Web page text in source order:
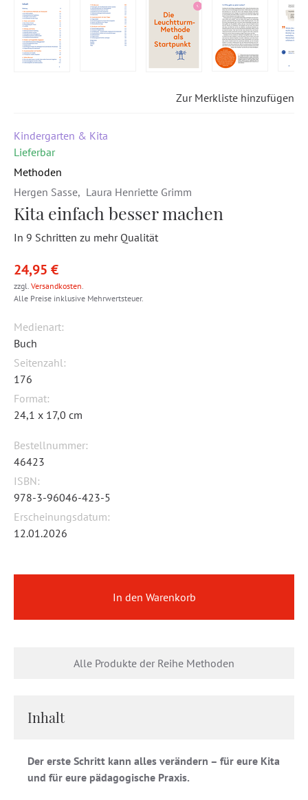
Zur Merkliste hinzufügen
Kindergarten & Kita
Lieferbar
Methoden
Hergen Sasse, Laura Henriette Grimm
Kita einfach besser machen
In 9 Schritten zu mehr Qualität
24,95 €
zzgl. Versandkosten.
Alle Preise inklusive Mehrwertsteuer.
Medienart:
Buch
Seitenzahl:
176
Format:
24,1 x 17,0 cm
Bestellnummer:
46423
ISBN:
978-3-96046-423-5
Erscheinungsdatum:
12.01.2026
Alle Produkte der Reihe Methoden
In den Warenkorb
Inhalt
Der erste Schritt kann alles verändern – für eure Kita
und für eure pädagogische Praxis.